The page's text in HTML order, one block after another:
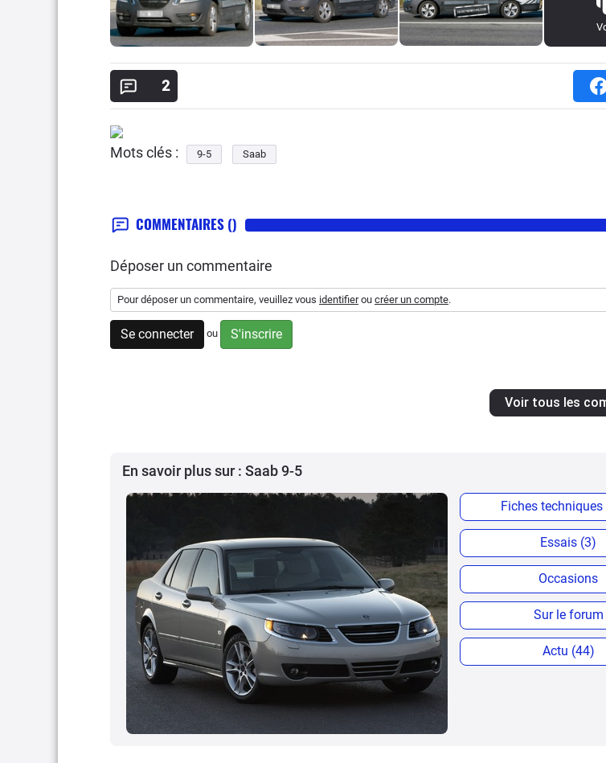
2
Mots clés : 9-5 Saab
COMMENTAIRES ()
Déposer un commentaire
Pour déposer un commentaire, veuillez vous identifierou créer un compte.
Se connecter ou S'inscrire
Voir tous les
En savoir plus sur : Saab 9-5
Fiches
Essais (3)
Occasions
Sur le forum
Actu (44)